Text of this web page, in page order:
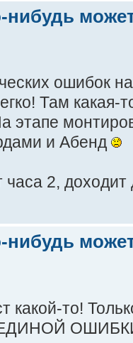
нибудь
ошибок
Там какая-
этапе
и Абенд
2, доходит
нибудь
какой-то!
ЕДИНОЙ